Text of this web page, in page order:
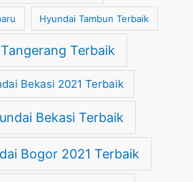
Hyundai Tambun Terbaik
Terbaik
Bekasi 2021 Terbaik
Bekasi Terbaik
Bogor 2021 Terbaik